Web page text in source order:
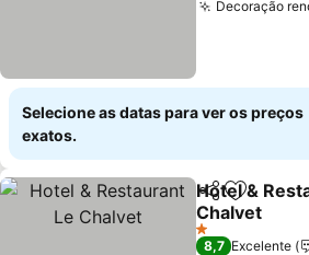
Decoração
Selecione as datas para ver os preços
exatos.
Partilhar
Hotel &
Chalvet
Ver preços
1 Estrelas
8,7 Excelente